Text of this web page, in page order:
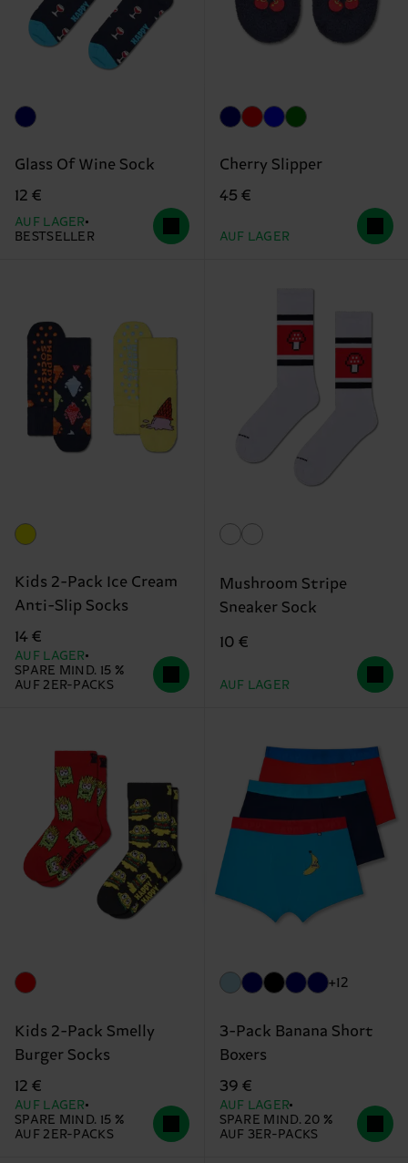
Glass Of Wine Sock
12 €
AUF LAGER
BESTSELLER
Cherry Slipper
45 €
AUF LAGER
Kids 2-Pack Ice Cream
Anti-Slip Socks
14 €
AUF LAGER
SPARE MIND. 15 %
AUF 2ER-PACKS
Mushroom Stripe
Sneaker Sock
10 €
AUF LAGER
Kids 2-Pack Smelly
Burger Socks
12 €
AUF LAGER
SPARE MIND. 15 %
AUF 2ER-PACKS
+12
3-Pack Banana Short
Boxers
39 €
AUF LAGER
SPARE MIND. 20 %
AUF 3ER-PACKS